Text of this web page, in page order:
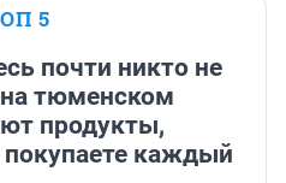
5
почти никто не
тюменском
продукты,
каждый